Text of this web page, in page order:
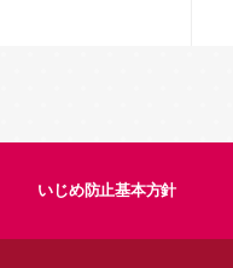
いじめ防止基本方針